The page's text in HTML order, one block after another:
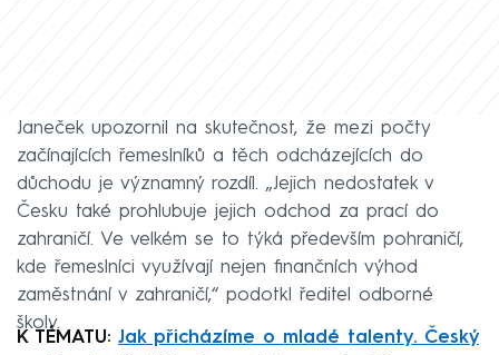
Janeček upozornil na skutečnost, že mezi počty
začínajících řemeslníků a těch odcházejících do
důchodu je významný rozdíl. „Jejich nedostatek v
Česku také prohlubuje jejich odchod za prací do
zahraničí. Ve velkém se to týká především pohraničí,
kde řemeslníci využívají nejen finančních výhod
zaměstnání v zahraničí,“ podotkl ředitel odborné
školy.
K TÉMATU: Jak přicházíme o mladé talenty. Český